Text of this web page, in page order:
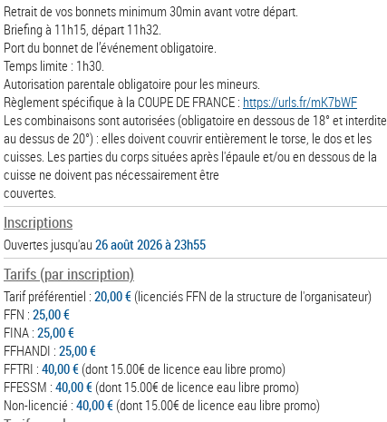
Retrait de vos bonnets minimum 30min avant votre départ.
Briefing à 11h15, départ 11h32.
Port du bonnet de l’événement obligatoire.
Temps limite : 1h30.
Autorisation parentale obligatoire pour les mineurs.
Règlement spécifique à la COUPE DE FRANCE : https://urls.fr/mK7bWF
Les combinaisons sont autorisées (obligatoire en dessous de 18° et interdite
au dessus de 20°) : elles doivent couvrir entièrement le torse, le dos et les
cuisses. Les parties du corps situées après l'épaule et/ou en dessous de la
cuisse ne doivent pas nécessairement être
couvertes.
Inscriptions
Ouvertes jusqu'au26 août 2026 à 23h55
Tarifs (par inscription)
Tarif préférentiel : 20,00 € (licenciés FFN de la structure de l'organisateur)
FFN : 25,00 €
FINA : 25,00 €
FFHANDI : 25,00 €
FFTRI : 40,00 € (dont 15.00€ de licence eau libre promo)
FFESSM : 40,00 € (dont 15.00€ de licence eau libre promo)
Non-licencié : 40,00 € (dont 15.00€ de licence eau libre promo)